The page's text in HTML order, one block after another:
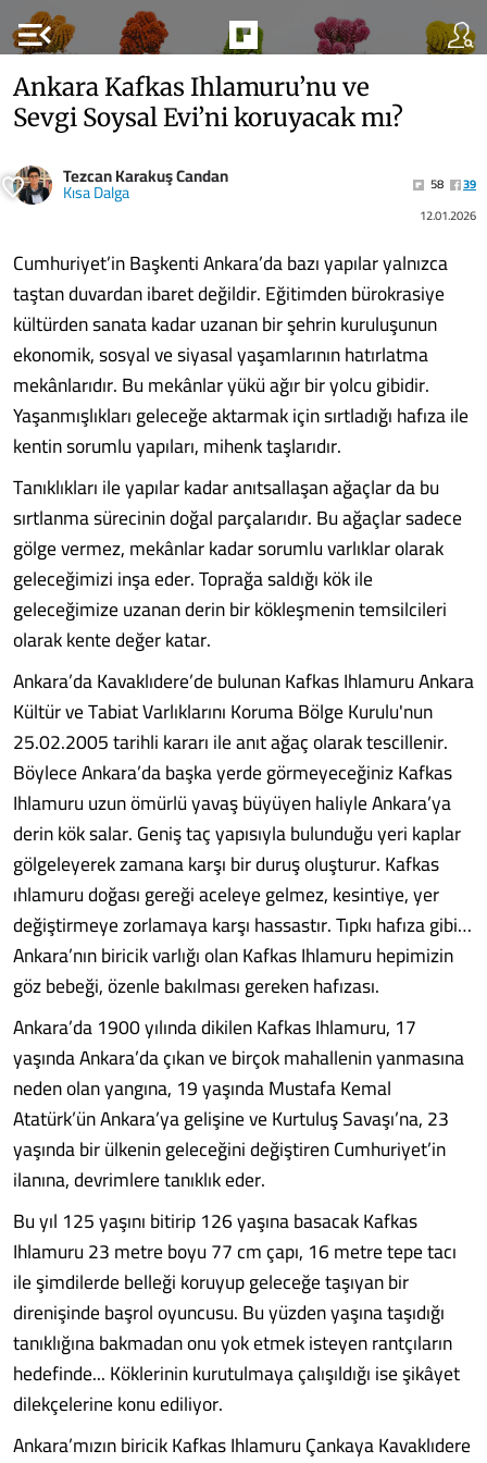
menu_open
Ankara Kafkas Ihlamuru’nu ve
Sevgi Soysal Evi’ni koruyacak mı?
Tezcan Karakuş Candan
Kısa Dalga 58
39
12.01.2026
Cumhuriyet’in Başkenti Ankara’da bazı yapılar yalnızca
taştan duvardan ibaret değildir. Eğitimden bürokrasiye
kültürden sanata kadar uzanan bir şehrin kuruluşunun
ekonomik, sosyal ve siyasal yaşamlarının hatırlatma
mekânlarıdır. Bu mekânlar yükü ağır bir yolcu gibidir.
Yaşanmışlıkları geleceğe aktarmak için sırtladığı hafıza ile
kentin sorumlu yapıları, mihenk taşlarıdır.
Tanıklıkları ile yapılar kadar anıtsallaşan ağaçlar da bu
sırtlanma sürecinin doğal parçalarıdır. Bu ağaçlar sadece
gölge vermez, mekânlar kadar sorumlu varlıklar olarak
geleceğimizi inşa eder. Toprağa saldığı kök ile
geleceğimize uzanan derin bir kökleşmenin temsilcileri
olarak kente değer katar.
Ankara’da Kavaklıdere’de bulunan Kafkas Ihlamuru Ankara
Kültür ve Tabiat Varlıklarını Koruma Bölge Kurulu'nun
25.02.2005 tarihli kararı ile anıt ağaç olarak tescillenir.
Böylece Ankara’da başka yerde görmeyeceğiniz Kafkas
Ihlamuru uzun ömürlü yavaş büyüyen haliyle Ankara’ya
derin kök salar. Geniş taç yapısıyla bulunduğu yeri kaplar
gölgeleyerek zamana karşı bir duruş oluşturur. Kafkas
ıhlamuru doğası gereği aceleye gelmez, kesintiye, yer
değiştirmeye zorlamaya karşı hassastır. Tıpkı hafıza gibi…
Ankara’nın biricik varlığı olan Kafkas Ihlamuru hepimizin
göz bebeği, özenle bakılması gereken hafızası.
Ankara’da 1900 yılında dikilen Kafkas Ihlamuru, 17
yaşında Ankara’da çıkan ve birçok mahallenin yanmasına
neden olan yangına, 19 yaşında Mustafa Kemal
Atatürk’ün Ankara’ya gelişine ve Kurtuluş Savaşı’na, 23
yaşında bir ülkenin geleceğini değiştiren Cumhuriyet’in
ilanına, devrimlere tanıklık eder.
Bu yıl 125 yaşını bitirip 126 yaşına basacak Kafkas
Ihlamuru 23 metre boyu 77 cm çapı, 16 metre tepe tacı
ile şimdilerde belleği koruyup geleceğe taşıyan bir
direnişinde başrol oyuncusu. Bu yüzden yaşına taşıdığı
tanıklığına bakmadan onu yok etmek isteyen rantçıların
hedefinde... Köklerinin kurutulmaya çalışıldığı ise şikâyet
dilekçelerine konu ediliyor.
Ankara’mızın biricik Kafkas Ihlamuru Çankaya Kavaklıdere